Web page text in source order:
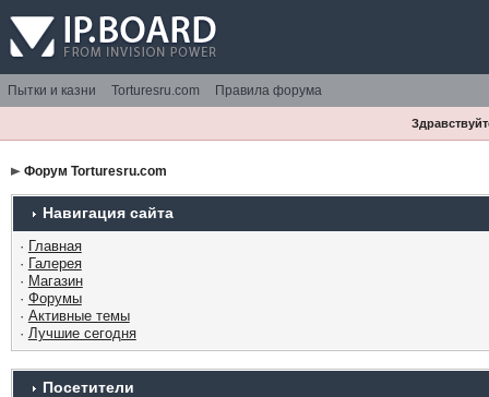
Пытки и казни Torturesru.com Правила форума
Форум Torturesru.com
Навигация сайта
·
Главная
·
Галерея
· Магазин
· Форумы
· Активные темы
· Лучшие сегодня
Посетители